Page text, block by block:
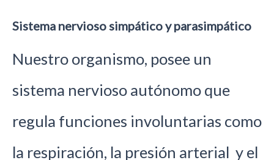
Sistema nervioso simpático y parasimpático
Nuestro organismo, posee un
sistema nervioso autónomo que
regula funciones involuntarias como
la respiración, la presión arterial y el